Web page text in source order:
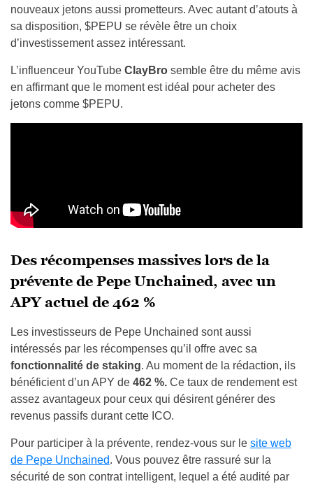
nouveaux jetons aussi prometteurs. Avec autant d’atouts à
sa disposition, $PEPU se révèle être un choix
d’investissement assez intéressant.
L’influenceur YouTube ClayBro semble être du même avis
en affirmant que le moment est idéal pour acheter des
jetons comme $PEPU.
Des récompenses massives lors de la
prévente de Pepe Unchained, avec un
APY actuel de 462 %
Les investisseurs de Pepe Unchained sont aussi
intéressés par les récompenses qu’il offre avec sa
fonctionnalité de staking. Au moment de la rédaction, ils
bénéficient d’un APY de 462 %. Ce taux de rendement est
assez avantageux pour ceux qui désirent générer des
revenus passifs durant cette ICO.
Pour participer à la prévente, rendez-vous sur le site web
de Pepe Unchained. Vous pouvez être rassuré sur la
sécurité de son contrat intelligent, lequel a été audité par